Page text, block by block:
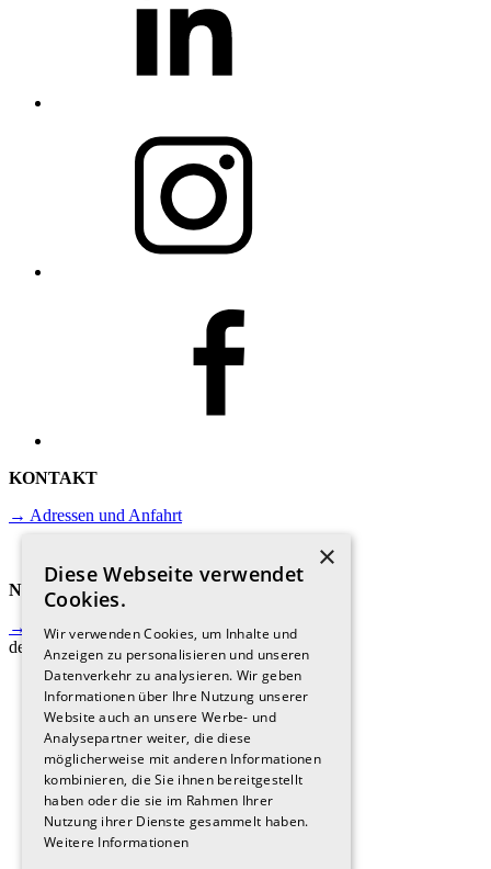
KONTAKT
→ Adressen und Anfahrt
NEWSLETTER
→ Jetzt anmelden und immer auf
dem Laufenden sein.
×
Diese Webseite verwendet
Cookies.
Wir verwenden Cookies, um Inhalte und
Anzeigen zu personalisieren und unseren
Datenverkehr zu analysieren. Wir geben
Informationen über Ihre Nutzung unserer
Website auch an unsere Werbe- und
Analysepartner weiter, die diese
möglicherweise mit anderen Informationen
kombinieren, die Sie ihnen bereitgestellt
haben oder die sie im Rahmen Ihrer
Nutzung ihrer Dienste gesammelt haben.
Weitere Informationen